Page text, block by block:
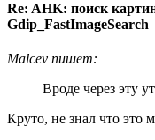
Re: AHK: поиск
Gdip_FastImageSearch
Malcev пишет:
Вроде через эту
Круто, не знал что это